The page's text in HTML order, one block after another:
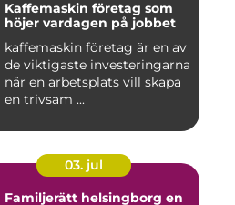
Kaffemaskin företag som
höjer vardagen på jobbet
kaffemaskin företag är en av
de viktigaste investeringarna
när en arbetsplats vill skapa
en trivsam ...
03. jul
Familjerätt helsingborg en